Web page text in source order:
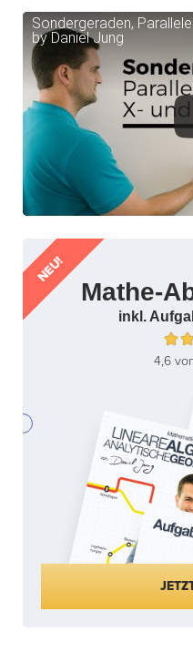
Sondergeraden,
by Daniel Jung
Mathe-
inkl.
4,6
NEU!